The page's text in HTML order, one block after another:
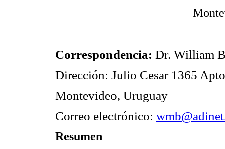
Correspondencia: Dr. William
Dirección: Julio Cesar 1365
Montevideo, Uruguay
Correo electrónico:
Resumen